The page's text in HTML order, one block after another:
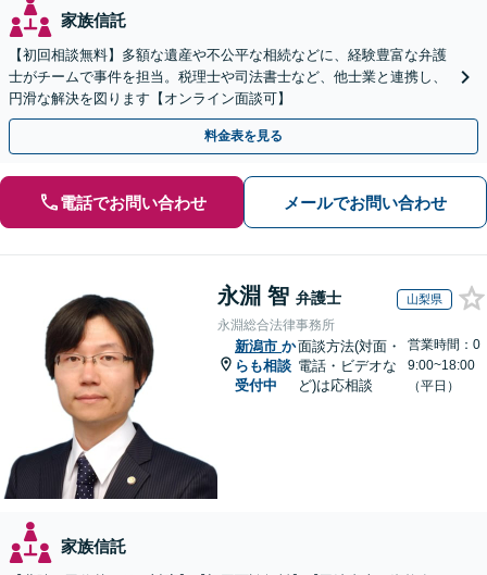
家族信託
【初回相談無料】多額な遺産や不公平な相続などに、経験豊富な弁護
士がチームで事件を担当。税理士や司法書士など、他士業と連携し、
円滑な解決を図ります【オンライン面談可】
料金表を見る
電話でお問い合わせ メールでお問い合わせ
永淵 智 弁護士 山梨県
永淵総合法律事務所
新潟市 か
らも相談
受付中
面談方法(対面・
電話・ビデオな
ど)は応相談
営業時間：0
9:00~18:00
（平日）
家族信託